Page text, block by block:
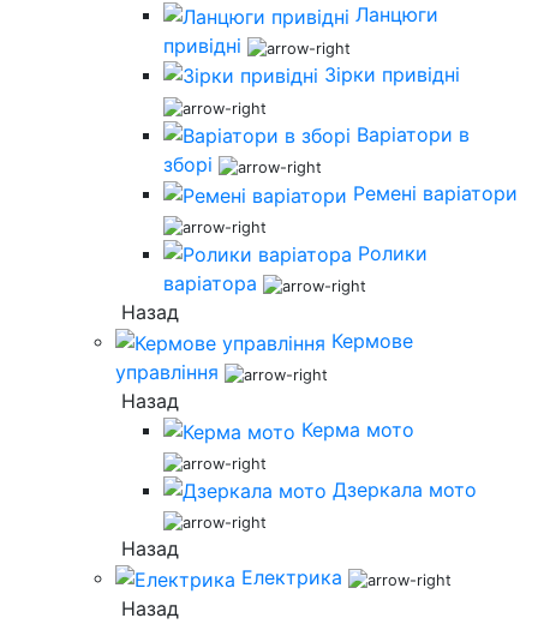
Ланцюги
привідні
Зірки привідні
Варіатори в
зборі
Ремені варіатори
Ролики
варіатора
Назад
Кермове
управління
Назад
Керма мото
Дзеркала мото
Назад
Електрика
Назад